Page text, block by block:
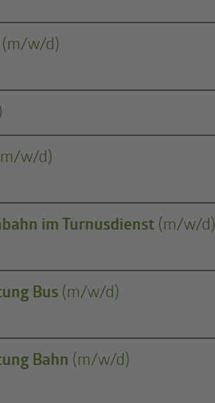
(m/w/d)
w/d)
im Turnusdienst (m/w/d)
Bus (m/w/d)
Bahn (m/w/d)